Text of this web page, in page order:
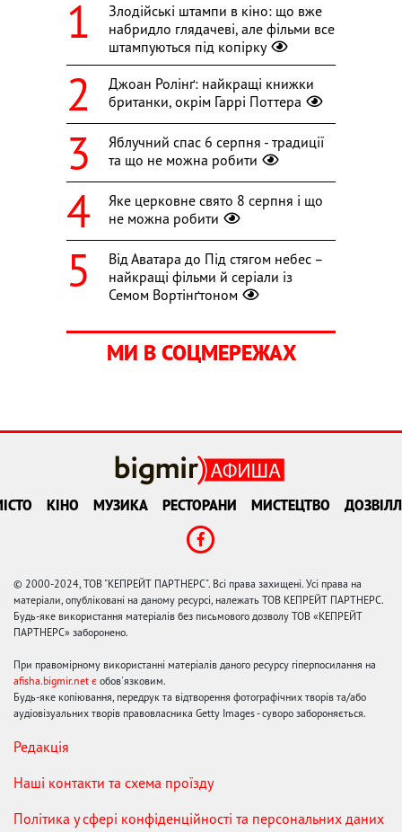
Злодійські штампи в кіно: що вже
набридло глядачеві, але фільми все
штампуються під копірку
Джоан Ролінґ: найкращі книжки
британки, окрім Гаррі Поттера
Яблучний спас 6 серпня - традиції
та що не можна робити
Яке церковне свято 8 серпня і що
не можна робити
Від Аватара до Під стягом небес –
найкращі фільми й серіали із
Семом Вортінґтоном
МИ В СОЦМЕРЕЖАХ
КІНО МУЗИКА РЕСТОРАНИ МИСТЕЦТВО
© 2000-2024, ТОВ "КЕПРЕЙТ ПАРТНЕРС". Всі права захищені. Усі права на
матеріали, опубліковані на даному ресурсі, належать ТОВ КЕПРЕЙТ ПАРТНЕРС.
Будь-яке використання матеріалів без письмового дозволу ТОВ «КЕПРЕЙТ
ПАРТНЕРС» заборонено.
При правомірному використанні матеріалів даного ресурсу гіперпосилання на
afisha.bigmir.net є обов'язковим.
Будь-яке копіювання, передрук та відтворення фотографічних творів та/або
аудіовізуальних творів правовласника Getty Images - суворо забороняється.
Редакція
Наші контакти та схема проїзду
Політика у сфері конфіденційності та персональних даних